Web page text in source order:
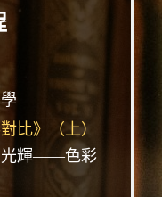
比》（上）
光輝——色彩